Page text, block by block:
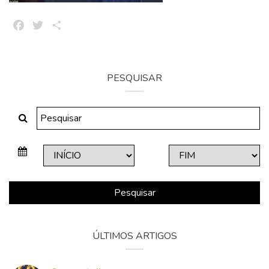
FacebookTwitter
PESQUISAR
Pesquisar
ÚLTIMOS ARTIGOS